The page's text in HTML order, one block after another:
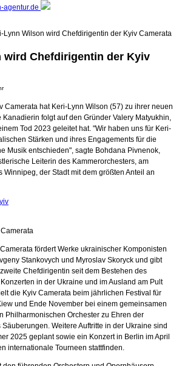
agentur.de
Lynn Wilson wird Chefdirigentin der Kyiv Camerata
wird Chefdirigentin der Kyiv
Camerata hat Keri-Lynn Wilson (57) zu ihrer neuen
folgt auf den Gründer Valery Matyukhin,
Tod 2023 geleitet hat. "Wir haben uns für Keri-
Stärken und ihres Engagements für die
Musik entschieden", sagte Bohdana Pivnenok,
Leiterin des Kammerorchesters, am
Winnipeg, der Stadt mit dem größten Anteil an
fördert Werke ukrainischer Komponisten
Stankovych und Myroslav Skoryck und gibt
Chefdirigentin seit dem Bestehen des
in der Ukraine und im Ausland am Pult
die Kyiv Camerata beim jährlichen Festival für
und Ende November bei einem gemeinsamen
Philharmonischen Orchester zu Ehren der
Weitere Auftritte in der Ukraine sind
2025 geplant sowie ein Konzert in Berlin im April
internationale Tourneen stattfinden.